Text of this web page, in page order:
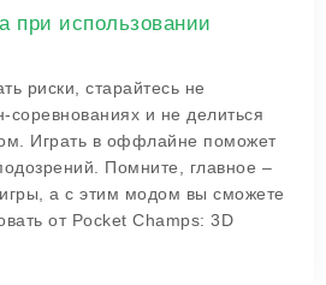
при использовании
риски, старайтесь не
соревнованиях и не делиться
Играть в оффлайне поможет
Помните, главное –
игры, а с этим модом вы сможете
от Pocket Champs: 3D